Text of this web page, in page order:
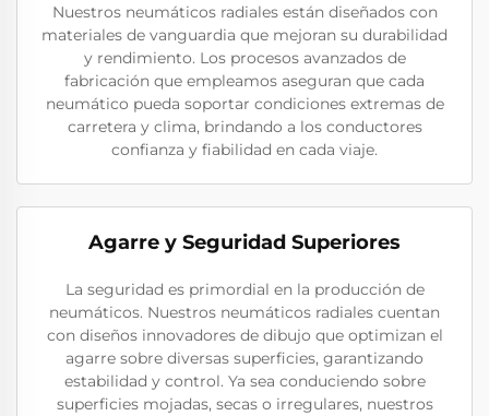
Nuestros neumáticos radiales están diseñados con
materiales de vanguardia que mejoran su durabilidad
y rendimiento. Los procesos avanzados de
fabricación que empleamos aseguran que cada
neumático pueda soportar condiciones extremas de
carretera y clima, brindando a los conductores
confianza y fiabilidad en cada viaje.
Agarre y Seguridad Superiores
La seguridad es primordial en la producción de
neumáticos. Nuestros neumáticos radiales cuentan
con diseños innovadores de dibujo que optimizan el
agarre sobre diversas superficies, garantizando
estabilidad y control. Ya sea conduciendo sobre
superficies mojadas, secas o irregulares, nuestros